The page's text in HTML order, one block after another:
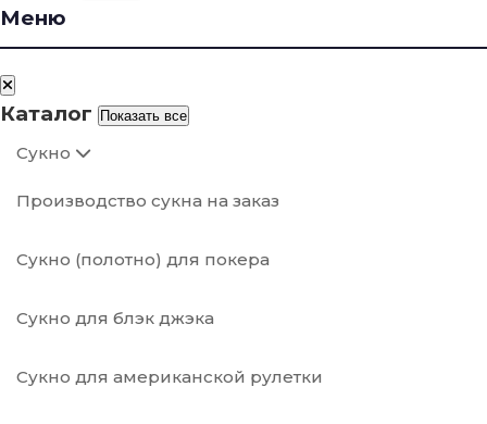
Меню
Каталог Показать все
Сукно
Производство сукна на заказ
Сукно (полотно) для покера
Сукно для блэк джэка
Сукно для американской рулетки